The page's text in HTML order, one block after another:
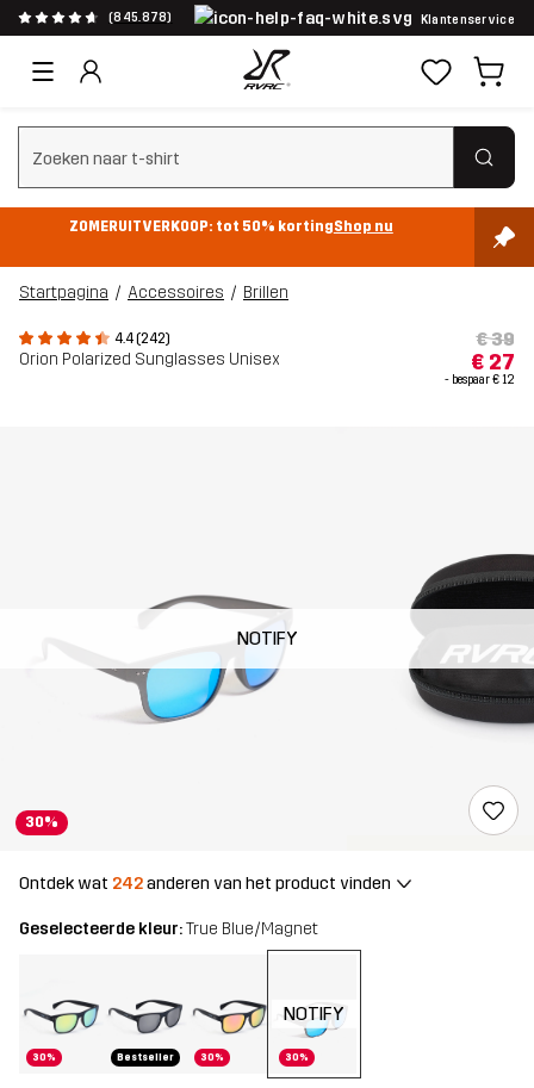
(845.878) Klantenservice
Zoeken wissen
ZOMERUITVERKOOP: tot 50% kortingShop nu
Startpagina Accessoires Brillen
4.4 (242)
Orion Polarized Sunglasses Unisex
€ 39
€ 27
- bespaar€ 12
NOTIFY
30%
Ontdek wat 242anderen van het product vinden
Geselecteerde kleur:True Blue/Magnet
30% Bestseller 30% 30%
NOTIFY